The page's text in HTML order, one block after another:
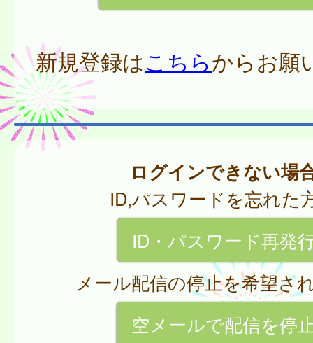
新規登録はこちらからお願
ログインできない場
ID,パスワードを忘れた
ID・パスワード再発
メール配信の停止を希望さ
空メールで配信を停